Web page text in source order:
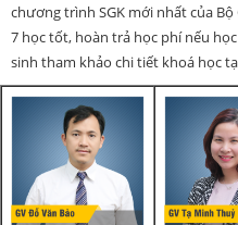
chương trình SGK mới nhất của
7 học tốt, hoàn trả học phí nếu
sinh tham khảo chi tiết khoá học